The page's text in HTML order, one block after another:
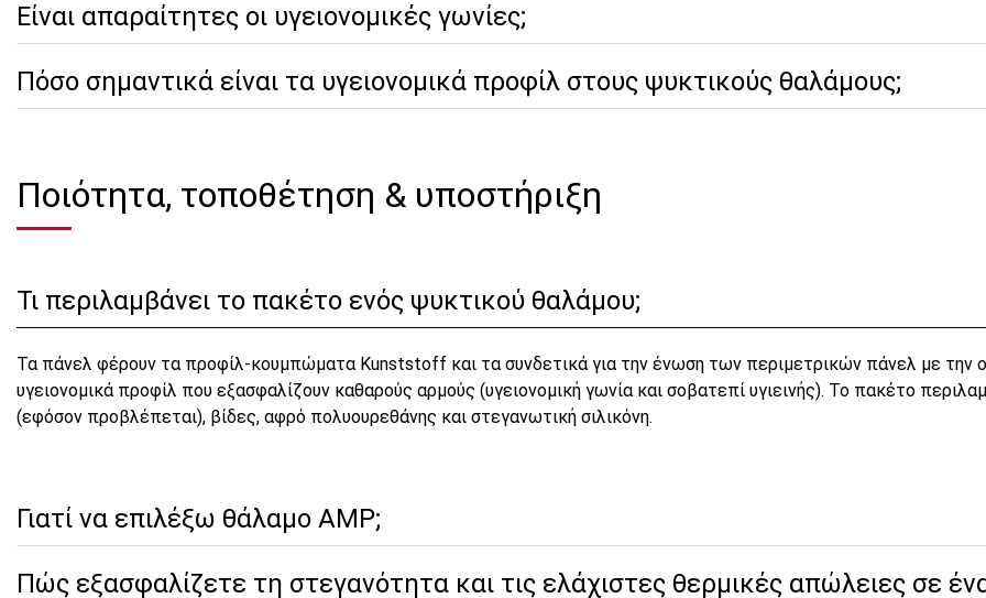
Είναι απαραίτητες οι υγειονομικές γωνίες;
Πόσο σημαντικά είναι τα υγειονομικά προφίλ στους ψυκτικούς θαλάμους;
Ποιότητα, τοποθέτηση & υποστήριξη
Τι περιλαμβάνει το πακέτο ενός ψυκτικού θαλάμου;
Τα πάνελ φέρουν τα προφίλ-κουμπώματα Kunststoff και τα συνδετικά για την ένωση των περιμετρικών πάνελ με την
υγειονομικά προφίλ που εξασφαλίζουν καθαρούς αρμούς (υγειονομική γωνία και σοβατεπί υγιεινής). Το πακέτο
(εφόσον προβλέπεται), βίδες, αφρό πολυουρεθάνης και στεγανωτική σιλικόνη.
Γιατί να επιλέξω θάλαμο AMP;
Πώς εξασφαλίζετε τη στεγανότητα και τις ελάχιστες θερμικές απώλειες σε